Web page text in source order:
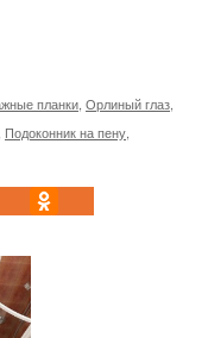
планки Орлиный глаз
Подоконник на пену